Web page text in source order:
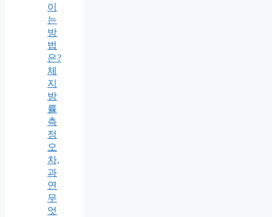
이
는
방
법
은?
체
지
방
률
측
정
오
차,
과
연
무
엇